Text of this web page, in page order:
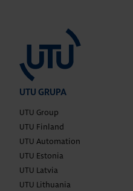
UTU GRUPA
UTU Group
UTU Finland
UTU Automation
UTU Estonia
UTU Latvia
UTU Lithuania